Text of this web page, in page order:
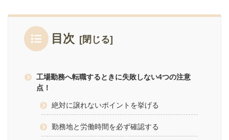
目次
工場勤務へ転職するときに失敗しない4つの注意
点！
絶対に譲れないポイントを挙げる
勤務地と労働時間を必ず確認する